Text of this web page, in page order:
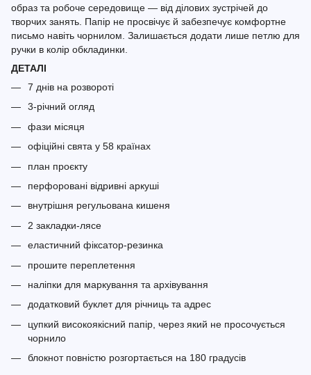
образ та робоче середовище — від ділових зустрічей до
творчих занять. Папір не просвічує й забезпечує комфортне
письмо навіть чорнилом. Залишається додати лише петлю для
ручки в колір обкладинки.
ДЕТАЛІ
7 днів на розвороті
3-річний огляд
фази місяця
офіційні свята у 58 країнах
план проєкту
перфоровані відривні аркуші
внутрішня регульована кишеня
2 закладки-лясе
еластичний фіксатор-резинка
прошите переплетення
наліпки для маркування та архівування
додатковий буклет для річниць та адрес
цупкий високоякісний папір, через який не просочується
чорнило
блокнот повністю розгортається на 180 градусів